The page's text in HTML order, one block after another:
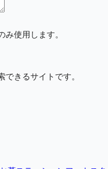
使用します。
きるサイトです。